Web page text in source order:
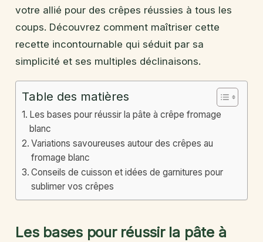
votre allié pour des crêpes réussies à tous les
coups. Découvrez comment maîtriser cette
recette incontournable qui séduit par sa
simplicité et ses multiples déclinaisons.
Table des matières
Les bases pour réussir la pâte à crêpe fromage
blanc
Variations savoureuses autour des crêpes au
fromage blanc
Conseils de cuisson et idées de garnitures pour
sublimer vos crêpes
Les bases pour réussir la pâte à